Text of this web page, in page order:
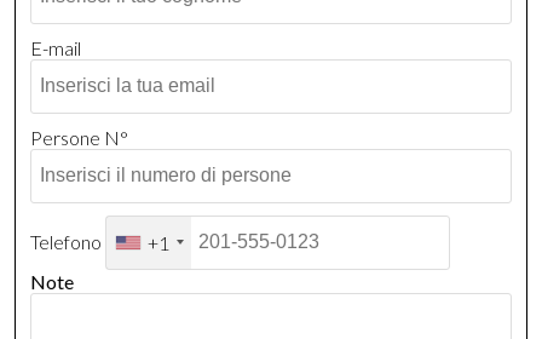
E-mail
Persone N°
Telefono
+1
Note